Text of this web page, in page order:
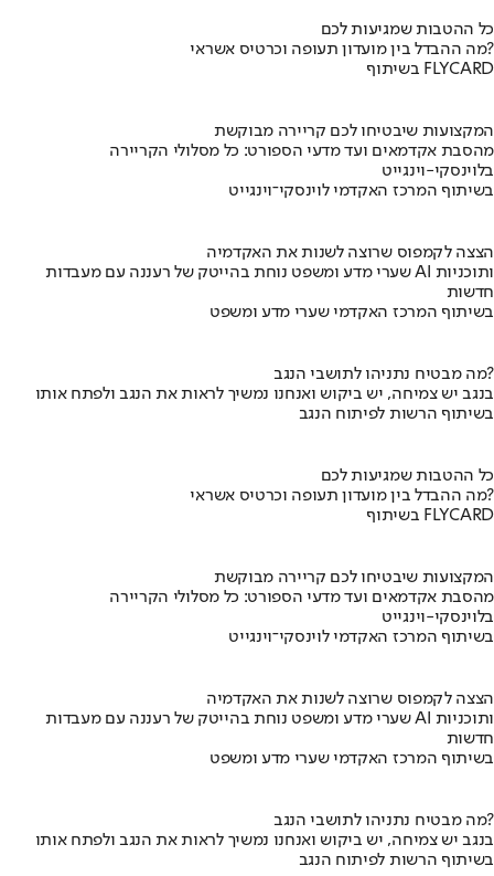
כל ההטבות שמגיעות לכם
מה ההבדל בין מועדון תעופה וכרטיס אשראי?
בשיתוף FLYCARD
המקצועות שיבטיחו לכם קריירה מבוקשת
מהסבת אקדמאים ועד מדעי הספורט: כל מסלולי הקריירה
בלוינסקי-וינגייט
בשיתוף המרכז האקדמי לוינסקי־וינגייט
הצצה לקמפוס שרוצה לשנות את האקדמיה
שערי מדע ומשפט נוחת בהייטק של רעננה עם מעבדות AI ותוכניות
חדשות
בשיתוף המרכז האקדמי שערי מדע ומשפט
מה מבטיח נתניהו לתושבי הנגב?
בנגב יש צמיחה, יש ביקוש ואנחנו נמשיך לראות את הנגב ולפתח אותו
בשיתוף הרשות לפיתוח הנגב
כל ההטבות שמגיעות לכם
מה ההבדל בין מועדון תעופה וכרטיס אשראי?
בשיתוף FLYCARD
המקצועות שיבטיחו לכם קריירה מבוקשת
מהסבת אקדמאים ועד מדעי הספורט: כל מסלולי הקריירה
בלוינסקי-וינגייט
בשיתוף המרכז האקדמי לוינסקי־וינגייט
הצצה לקמפוס שרוצה לשנות את האקדמיה
שערי מדע ומשפט נוחת בהייטק של רעננה עם מעבדות AI ותוכניות
חדשות
בשיתוף המרכז האקדמי שערי מדע ומשפט
מה מבטיח נתניהו לתושבי הנגב?
בנגב יש צמיחה, יש ביקוש ואנחנו נמשיך לראות את הנגב ולפתח אותו
בשיתוף הרשות לפיתוח הנגב